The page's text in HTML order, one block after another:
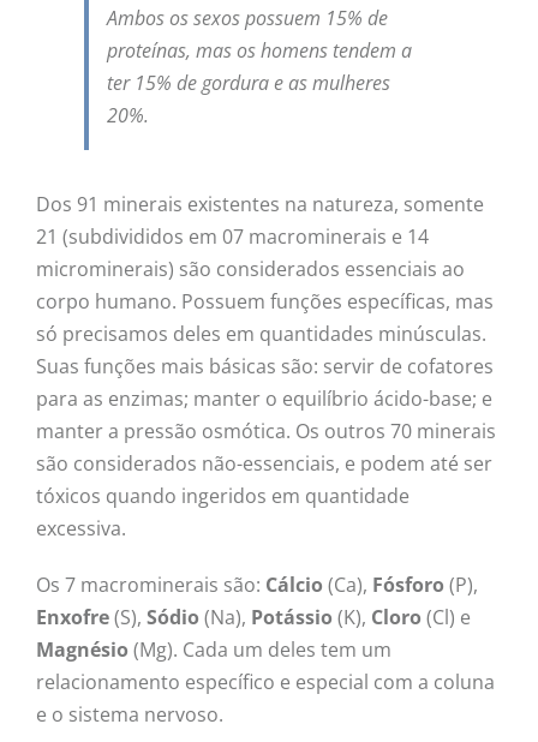
Ambos os sexos possuem 15% de
proteínas, mas os homens tendem a
ter 15% de gordura e as mulheres
20%.
Dos 91 minerais existentes na natureza, somente
21 (subdivididos em 07 macrominerais e 14
microminerais) são considerados essenciais ao
corpo humano. Possuem funções específicas, mas
só precisamos deles em quantidades minúsculas.
Suas funções mais básicas são: servir de cofatores
para as enzimas; manter o equilíbrio ácido-base; e
manter a pressão osmótica. Os outros 70 minerais
são considerados não-essenciais, e podem até ser
tóxicos quando ingeridos em quantidade
excessiva.
Os 7 macrominerais são: Cálcio (Ca), Fósforo (P),
Enxofre(S), Sódio (Na), Potássio (K), Cloro (Cl) e
Magnésio (Mg). Cada um deles tem um
relacionamento específico e especial com a coluna
e o sistema nervoso.